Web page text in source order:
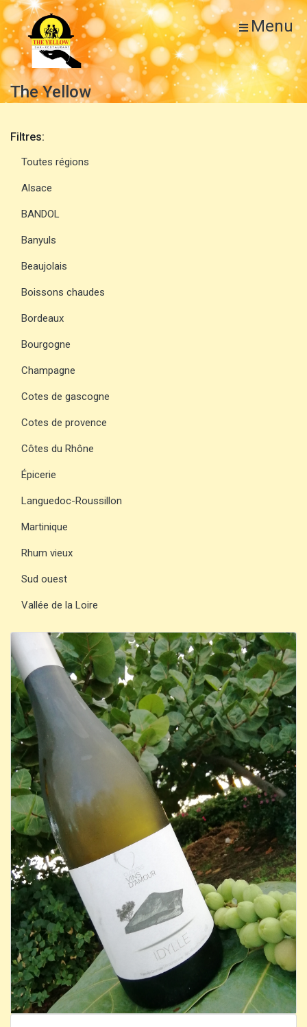
Menu
The Yellow
Filtres:
Toutes régions
Alsace
BANDOL
Banyuls
Beaujolais
Boissons chaudes
Bordeaux
Bourgogne
Champagne
Cotes de gascogne
Cotes de provence
Côtes du Rhône
Épicerie
Languedoc-Roussillon
Martinique
Rhum vieux
Sud ouest
Vallée de la Loire